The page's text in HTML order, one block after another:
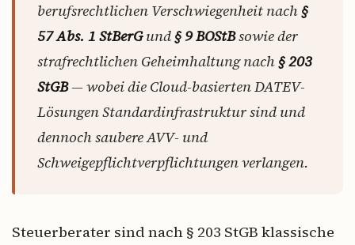
berufsrechtlichen Verschwiegenheit nach§
57 Abs. 1 StBerGund§ 9 BOStBsowie der
strafrechtlichen Geheimhaltung nach§ 203
StGB— wobei die Cloud-basierten DATEV-
Lösungen Standardinfrastruktur sind und
dennoch saubere AVV- und
Schweigepflichtverpflichtungen verlangen.
Steuerberater sind nach § 203 StGB klassische